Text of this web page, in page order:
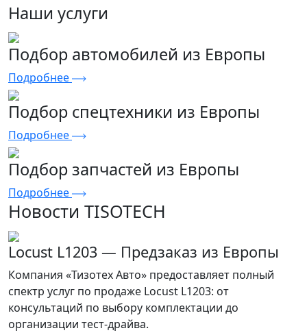
Наши услуги
Подбор автомобилей из Европы
Подробнее
Подбор спецтехники из Европы
Подробнее
Подбор запчастей из Европы
Подробнее
Новости TISOTECH
Locust L1203 — Предзаказ из Европы
Компания «Тизотех Авто» предоставляет полный
спектр услуг по продаже Locust L1203: от
консультаций по выбору комплектации до
организации тест-драйва.